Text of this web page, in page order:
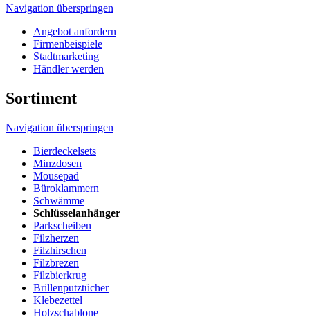
Navigation überspringen
Angebot anfordern
Firmenbeispiele
Stadtmarketing
Händler werden
Sortiment
Navigation überspringen
Bierdeckelsets
Minzdosen
Mousepad
Büroklammern
Schwämme
Schlüsselanhänger
Parkscheiben
Filzherzen
Filzhirschen
Filzbrezen
Filzbierkrug
Brillenputztücher
Klebezettel
Holzschablone